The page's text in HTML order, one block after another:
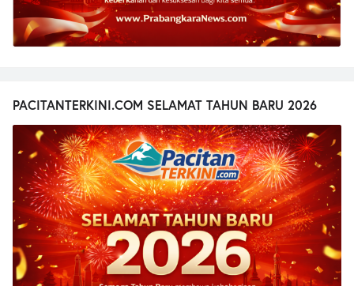
PACITANTERKINI.COM SELAMAT TAHUN BARU 2026